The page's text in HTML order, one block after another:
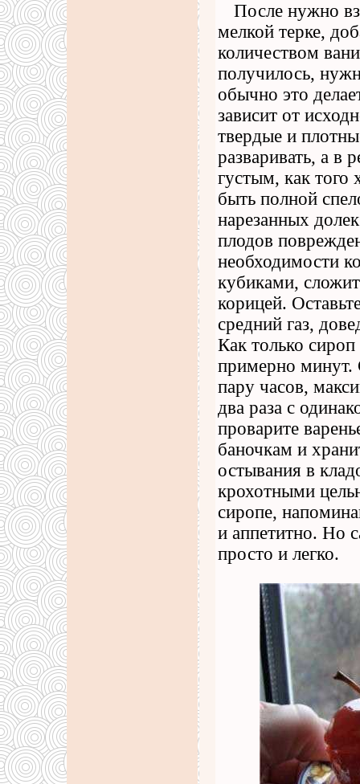
После нужно
мелкой терке,
количеством
получилось,
обычно это
зависит от
твердые и
разваривать, а в
густым, как
быть полной
нарезанных
плодов
необходимости
кубиками,
корицей.
средний газ,
Как только сироп
примерно минут.
пару часов,
два раза с
проварите
баночкам и
остывания в
крохотными
сиропе,
и аппетитно. Но
просто и легко.